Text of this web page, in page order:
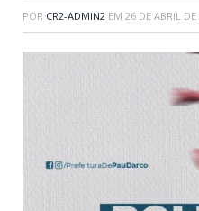
POR CR2-ADMIN2 EM 26 DE ABRIL DE